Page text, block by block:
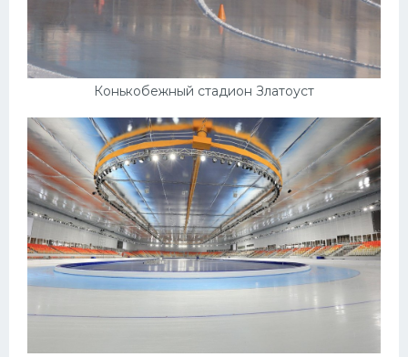
Конькобежный стадион Златоуст